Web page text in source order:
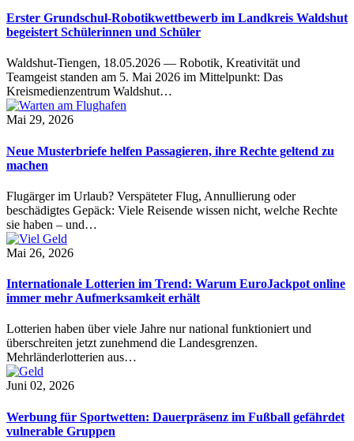
Erster Grundschul-Robotikwettbewerb im Landkreis Waldshut
begeistert Schülerinnen und Schüler
Waldshut-Tiengen, 18.05.2026 — Robotik, Kreativität und
Teamgeist standen am 5. Mai 2026 im Mittelpunkt: Das
Kreismedienzentrum Waldshut…
Mai 29, 2026
Neue Musterbriefe helfen Passagieren, ihre Rechte geltend zu
machen
Flugärger im Urlaub? Verspäteter Flug, Annullierung oder
beschädigtes Gepäck: Viele Reisende wissen nicht, welche Rechte
sie haben – und…
Mai 26, 2026
Internationale Lotterien im Trend: Warum EuroJackpot online
immer mehr Aufmerksamkeit erhält
Lotterien haben über viele Jahre nur national funktioniert und
überschreiten jetzt zunehmend die Landesgrenzen.
Mehrländerlotterien aus…
Juni 02, 2026
Werbung für Sportwetten: Dauerpräsenz im Fußball gefährdet
vulnerable Gruppen